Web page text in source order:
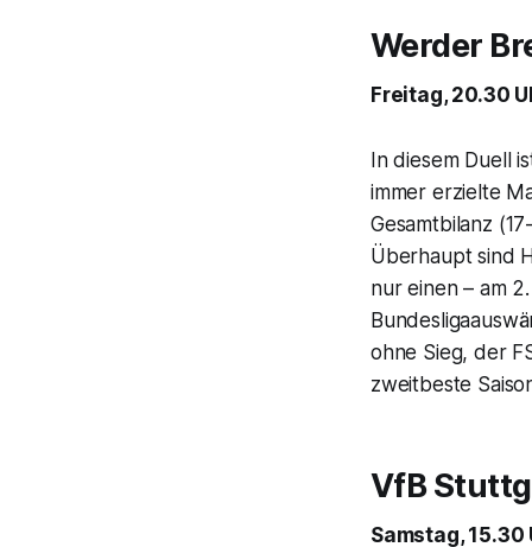
Werder
Freitag, 20.30
In diesem Duell
immer erzielte
Gesamtbilanz
Überhaupt sind
nur einen – am
ohne Sieg, der
zweitbeste
VfB
Samstag, 15.30